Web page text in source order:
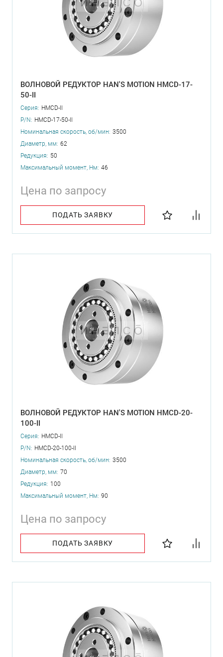
ВОЛНОВОЙ РЕДУКТОР HAN'S MOTION HMCD-17-
50-II
Серия: HMCD-II
P/N: HMCD-17-50-II
Номинальная скорость, об/мин: 3500
Диаметр, мм: 62
Редукция: 50
Максимальный момент, Нм: 46
Цена по запросу
ПОДАТЬ ЗАЯВКУ
ВОЛНОВОЙ РЕДУКТОР HAN'S MOTION HMCD-20-
100-II
Серия: HMCD-II
P/N: HMCD-20-100-II
Номинальная скорость, об/мин: 3500
Диаметр, мм: 70
Редукция: 100
Максимальный момент, Нм: 90
Цена по запросу
ПОДАТЬ ЗАЯВКУ